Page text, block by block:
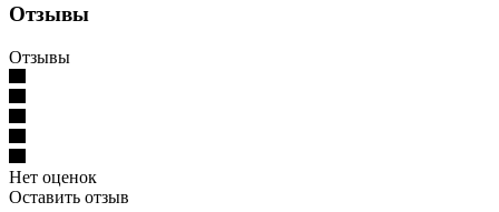
Отзывы
Отзывы
Нет оценок
Оставить отзыв